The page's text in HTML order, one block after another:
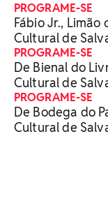
PROGRAME-SE
Fábio Jr., Limão
Cultural de
PROGRAME-SE
De Bienal do
Cultural de
PROGRAME-SE
De Bodega do
Cultural de